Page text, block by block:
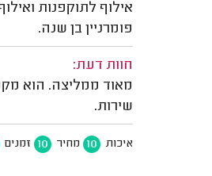
אילוף לתוקפנות
פומרניין בן שנה.
חוות דעת:
מאוד ממליצה. הוא
שירות.
איכות 10 מחיר 10 זמנים